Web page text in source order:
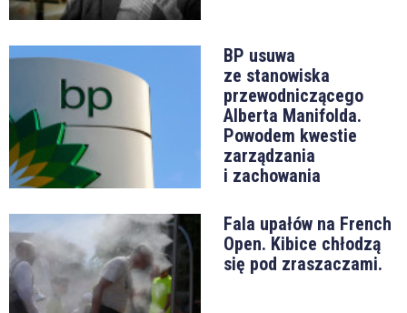
BP usuwa
ze stanowiska
przewodniczącego
Alberta Manifolda.
Powodem kwestie
zarządzania
i zachowania
Fala upałów na French
Open. Kibice chłodzą
się pod zraszaczami.